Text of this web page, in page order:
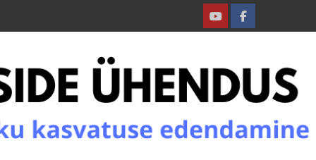
YoutubeFacebook